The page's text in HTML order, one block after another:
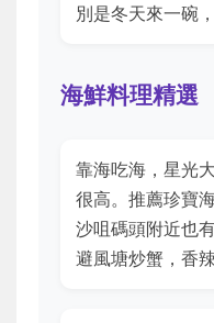
別是冬天來一碗
海鮮料理精選
靠海吃海，星光
很高。推薦珍寶
沙咀碼頭附近也
避風塘炒蟹，香